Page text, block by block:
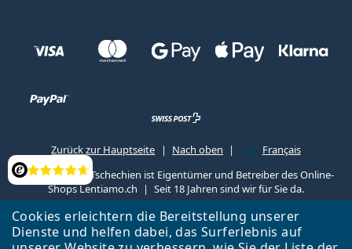
Cookies erleichtern die Bereitstellung unserer
Dienste und helfen dabei, das Surferlebnis auf
Bewertung
Zurück zur Hauptseite Nach oben
Français
Lentiamo s.r.o., Tschechien ist Eigentümer und Betreiber des Online-
Shops Lentiamo.ch
Seit 18 Jahren sind wir für Sie da.